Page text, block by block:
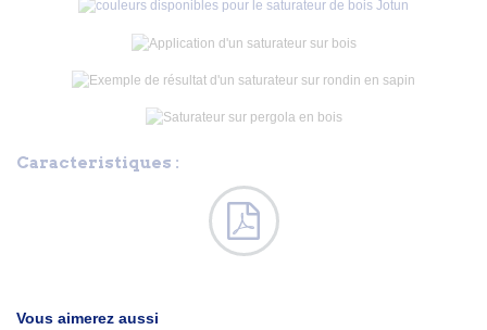
Caracteristiques :
Vous aimerez aussi